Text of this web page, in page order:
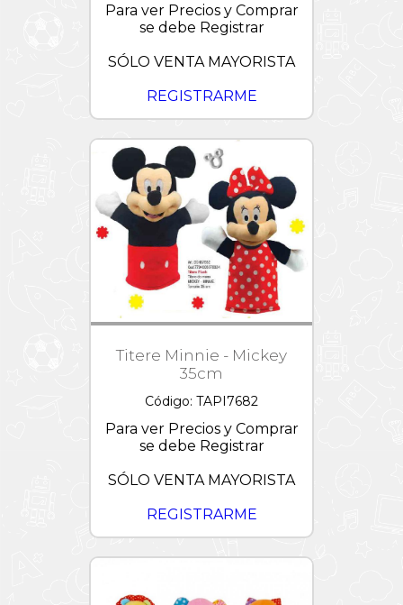
Para ver Precios y Comprar
se debe Registrar
SÓLO VENTA MAYORISTA
REGISTRARME
Titere Minnie - Mickey
35cm
Código: TAPI7682
Para ver Precios y Comprar
se debe Registrar
SÓLO VENTA MAYORISTA
REGISTRARME